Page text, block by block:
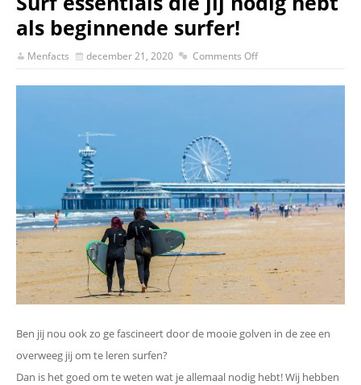
als beginnende surfer!
Menfacts december 21, 2020 Comments Off
Ben jij nou ook zo ge fascineert door de mooie golven in de zee en
overweeg jij om te leren surfen?
Dan is het goed om te weten wat je allemaal nodig hebt! Wij hebben